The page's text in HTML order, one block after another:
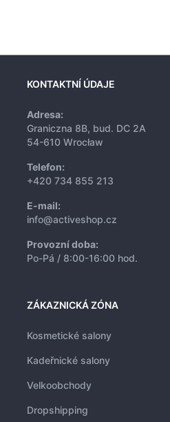
KONTAKTNÍ ÚDAJE
Adresa:
Graniczna 8B, bud. DC 2A
54-610 Wrocław
Telefon:
+420 734 855 213
E-mail:
info@activeshop.cz
Provozní doba:
Po-Pá / 8:00-16:00 hod.
ZÁKAZNICKÁ ZÓNA
Kosmetické salony
Kadeřnické salony
Velkoobchody
Dropshipping